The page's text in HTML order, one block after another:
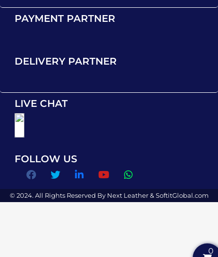
0
PAYMENT PARTNER
DELIVERY PARTNER
LIVE CHAT
FOLLOW US
© 2024. All Rights Reserved By Next Leather &SoftitGlobal.com